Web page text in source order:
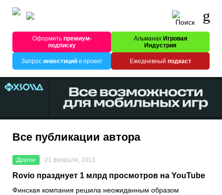
Оформитьпремиум-
подписку
Альманах Игровая
Индустрия
Запрос инвестицийв проект Ежедневный подкаст
Все публикации автора
Другое 21 февраля, 2013
Rovio празднует 1 млрд просмотров на YouTube
Финская компания решила неожиданным образом